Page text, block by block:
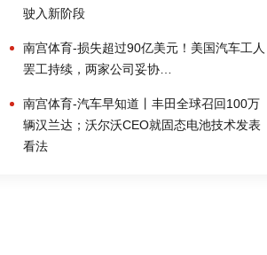
驶入新阶段
南宫体育-损失超过90亿美元！美国汽车工人
罢工持续，两家公司妥协…
南宫体育-汽车早知道丨丰田全球召回100万
辆汉兰达；沃尔沃CEO就固态电池技术发表
看法